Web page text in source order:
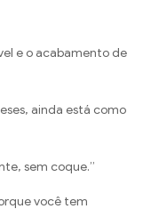
e o acabamento de
ainda está como
sem coque.”
você tem